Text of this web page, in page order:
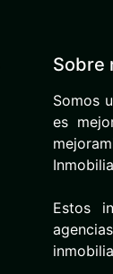
Sobre
Somos
es
Estos